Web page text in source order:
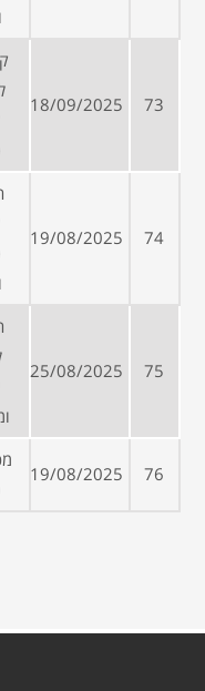
73
18/09/2025
74
19/08/2025
75
25/08/2025
76
19/08/2025